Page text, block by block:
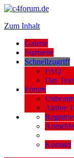
Zum Inhalt
Galerie
Startseite
Schnellzugriff
FAQ
Das
Forum
Aktive
Kontakt